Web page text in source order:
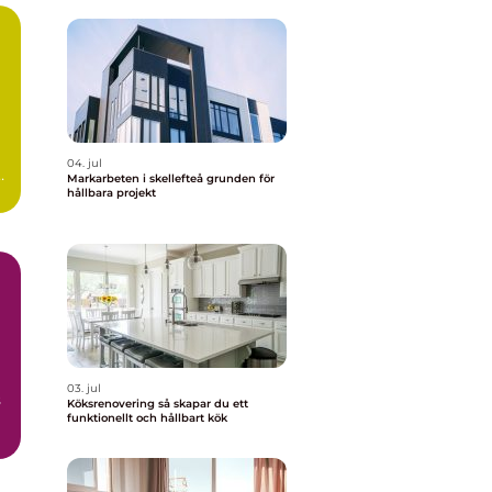
04. jul
Markarbeten i skellefteå grunden för
hållbara projekt
03. jul
Köksrenovering så skapar du ett
funktionellt och hållbart kök